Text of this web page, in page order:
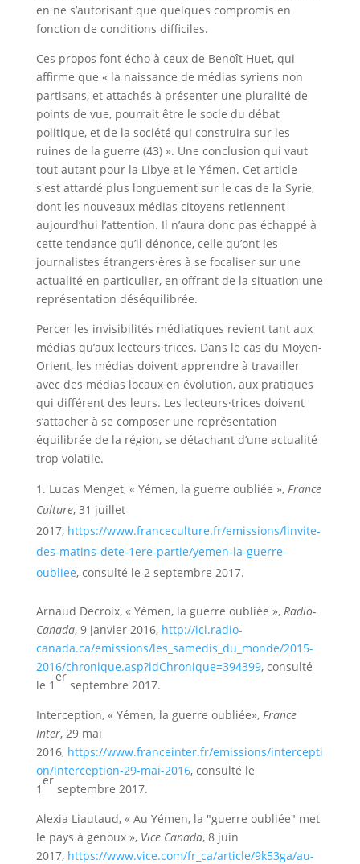
en ne s’autorisant que quelques compromis en
fonction de conditions difficiles.
Ces propos font écho à ceux de Benoît Huet, qui
affirme que « la naissance de médias syriens non
partisans, et attachés à présenter une pluralité de
points de vue, pourrait être le socle du débat
politique, et de la société qui construira sur les
ruines de la guerre (43) ». Une conclusion qui vaut
tout autant pour la Libye et le Yémen. Cet article
s'est attardé plus longuement sur le cas de la Syrie,
dont les nouveaux médias citoyens retiennent
aujourd’hui l’attention. Il n’aura donc pas échappé à
cette tendance qu’il dénonce, celle qu’ont les
journalistes étrangers·ères à se focaliser sur une
actualité en particulier, en offrant de la situation une
représentation déséquilibrée.
Percer les invisibilités médiatiques revient tant aux
médias qu’aux lecteurs·trices. Dans le cas du Moyen-
Orient, les médias doivent apprendre à travailler
avec des médias locaux en évolution, aux pratiques
qui différent des leurs. Les lecteurs·trices doivent
s’attacher à se composer une représentation
équilibrée de la région, se détachant d’une actualité
trop volatile.
Lucas Menget, « Yémen, la guerre oubliée », France
Culture, 31 juillet
2017, https://www.franceculture.fr/emissions/linvite-
des-matins-dete-1ere-partie/yemen-la-guerre-
oubliee, consulté le 2 septembre 2017.
Arnaud Decroix, « Yémen, la guerre oubliée », Radio-
Canada, 9 janvier 2016, http://ici.radio-
canada.ca/emissions/les_samedis_du_monde/2015-
2016/chronique.asp?idChronique=394399, consulté
le 1
er
septembre 2017.
Interception, « Yémen, la guerre oubliée», France
Inter, 29 mai
2016, https://www.franceinter.fr/emissions/intercepti
on/interception-29-mai-2016, consulté le
1
er
septembre 2017.
Alexia Liautaud, « Au Yémen, la "guerre oubliée" met
le pays à genoux », Vice Canada, 8 juin
2017, https://www.vice.com/fr_ca/article/9k53ga/au-